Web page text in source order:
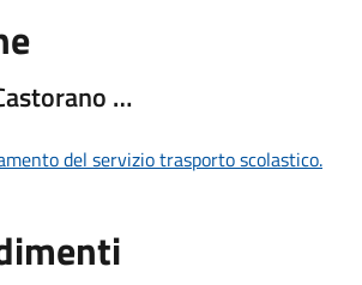
…
del servizio trasporto scolastico.